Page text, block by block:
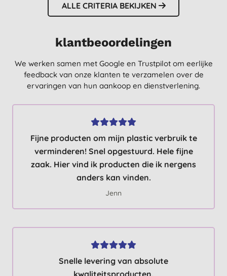
ALLE CRITERIA BEKIJKEN
klantbeoordelingen
We werken samen met Google en Trustpilot om eerlijke
feedback van onze klanten te verzamelen over de
ervaringen van hun aankoop en dienstverlening.
Fijne producten om mijn plastic verbruik te
verminderen! Snel opgestuurd. Hele fijne
zaak. Hier vind ik producten die ik nergens
anders kan vinden.
Jenn
Snelle levering van absolute